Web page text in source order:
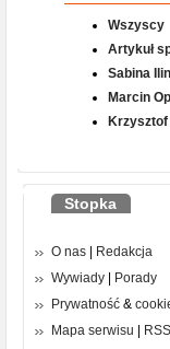
Wszyscy
Artykuł
Sabina
Marcin
Stopka
O nas
Redakcja
Wywiady
Porady
Prywatność &
Mapa serwisu
RSS